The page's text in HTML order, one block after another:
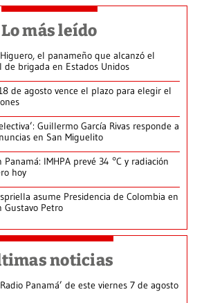
Lo más leído
el panameño que alcanzó el
de brigada en Estados Unidos
de agosto vence el plazo para elegir el
Guillermo García Rivas responde a
en San Miguelito
IMHPA prevé 34 °C y radiación
hoy
asume Presidencia de Colombia en
Petro
noticias
Panamá’ de este viernes 7 de agosto